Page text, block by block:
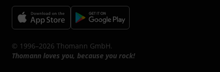
© 1996–2026 Thomann GmbH.
Thomann loves you, because you rock!